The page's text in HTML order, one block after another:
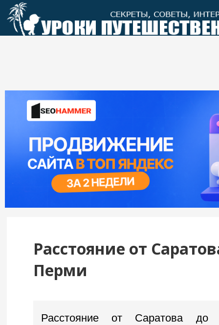
Перейти
контенту
Расстояние от
Перми
Расстояние от Саратова